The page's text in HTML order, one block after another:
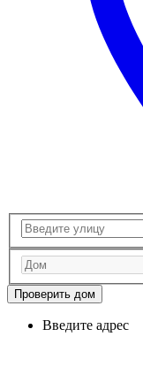
Проверить дом
Введите адрес